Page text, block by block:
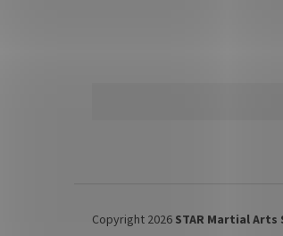
Copyright 2026 STAR Martial Arts